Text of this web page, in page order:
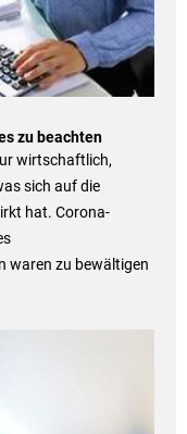
zu beachten
wirtschaftlich,
sich auf die
hat. Corona-
waren zu bewältigen